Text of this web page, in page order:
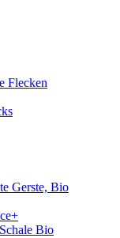
Flecken
Gerste, Bio
Bio